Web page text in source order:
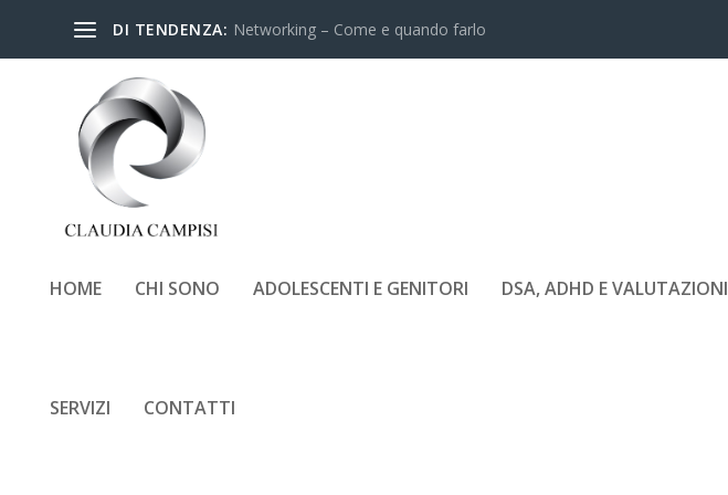
DI TENDENZA: Networking – Come e quando farlo
HOME CHI SONO ADOLESCENTI E GENITORI DSA, ADHD E VALUTAZIONI
SERVIZI CONTATTI